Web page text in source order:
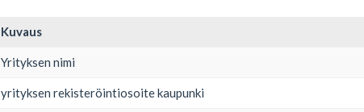
Kuvaus
Yrityksen nimi
yrityksen rekisteröintiosoite kaupunki